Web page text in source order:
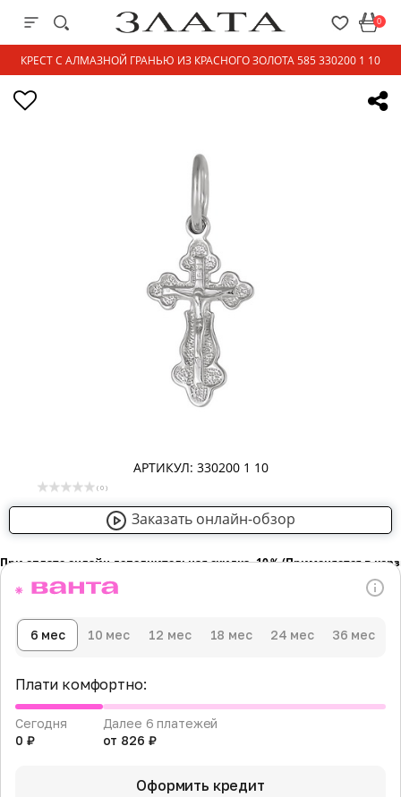
0
КРЕСТ С АЛМАЗНОЙ ГРАНЬЮ ИЗ КРАСНОГО ЗОЛОТА 585 330200 1 10
АРТИКУЛ: 330200 1 10
( 0 )
Заказать онлайн-обзор
При оплате онлайн дополнительная скидка -10％ (Применяется в
6 мес 10 мес 12 мес 18 мес 24 мес 36 мес
Плати комфортно:
Сегодня
0 ₽
Далее 6 платежей
от 826 ₽
Оформить кредит